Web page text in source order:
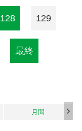
128 129
最終
月間